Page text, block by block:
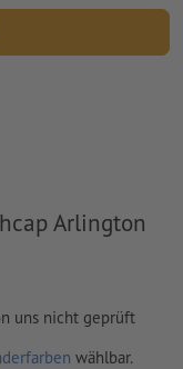
Arlington
uns nicht geprüft
wählbar.